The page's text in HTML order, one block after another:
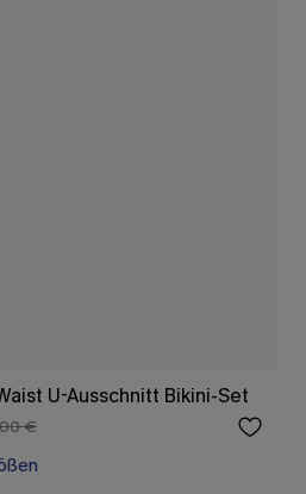
U-Ausschnitt Bikini-Set
€